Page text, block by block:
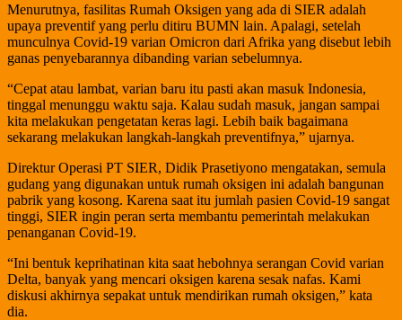
Menurutnya, fasilitas Rumah Oksigen yang ada di SIER adalah
upaya preventif yang perlu ditiru BUMN lain. Apalagi, setelah
munculnya Covid-19 varian Omicron dari Afrika yang disebut lebih
ganas penyebarannya dibanding varian sebelumnya.
“Cepat atau lambat, varian baru itu pasti akan masuk Indonesia,
tinggal menunggu waktu saja. Kalau sudah masuk, jangan sampai
kita melakukan pengetatan keras lagi. Lebih baik bagaimana
sekarang melakukan langkah-langkah preventifnya,” ujarnya.
Direktur Operasi PT SIER, Didik Prasetiyono mengatakan, semula
gudang yang digunakan untuk rumah oksigen ini adalah bangunan
pabrik yang kosong. Karena saat itu jumlah pasien Covid-19 sangat
tinggi, SIER ingin peran serta membantu pemerintah melakukan
penanganan Covid-19.
“Ini bentuk keprihatinan kita saat hebohnya serangan Covid varian
Delta, banyak yang mencari oksigen karena sesak nafas. Kami
diskusi akhirnya sepakat untuk mendirikan rumah oksigen,” kata
dia.